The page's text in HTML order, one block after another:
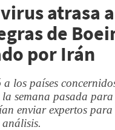
atrasa
de
por Irán
los países
semana pasada
enviar expertos